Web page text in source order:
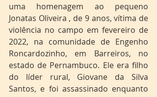
uma homenagem ao pequeno
Jonatas Oliveira , de 9 anos, vítima de
violência no campo em fevereiro de
2022, na comunidade de Engenho
Roncardozinho, em Barreiros, no
estado de Pernambuco. Ele era filho
do líder rural, Giovane da Silva
Santos, e foi assassinado enquanto